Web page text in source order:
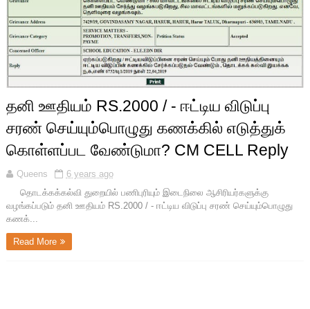
தனி ஊதியம் RS.2000 / - ஈட்டிய விடுப்பு
சரண் செய்யும்பொழுது கணக்கில் எடுத்துக்
கொள்ளப்பட வேண்டுமா? CM CELL Reply
Queens
6 years ago
தொடக்கக்கல்வி துறையில் பணிபுரியும் இடைநிலை ஆசிரியர்களுக்கு
வழங்கப்படும் தனி ஊதியம் RS.2000 / - ஈட்டிய விடுப்பு சரண் செய்யும்பொழுது
கணக்...
Read More